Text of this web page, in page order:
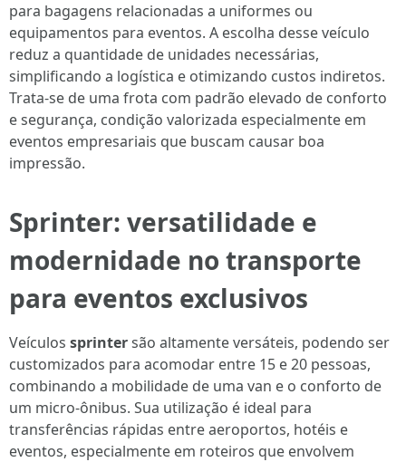
para bagagens relacionadas a uniformes ou
equipamentos para eventos. A escolha desse veículo
reduz a quantidade de unidades necessárias,
simplificando a logística e otimizando custos indiretos.
Trata-se de uma frota com padrão elevado de conforto
e segurança, condição valorizada especialmente em
eventos empresariais que buscam causar boa
impressão.
Sprinter: versatilidade e
modernidade no transporte
para eventos exclusivos
Veículos sprintersão altamente versáteis, podendo ser
customizados para acomodar entre 15 e 20 pessoas,
combinando a mobilidade de uma van e o conforto de
um micro-ônibus. Sua utilização é ideal para
transferências rápidas entre aeroportos, hotéis e
eventos, especialmente em roteiros que envolvem